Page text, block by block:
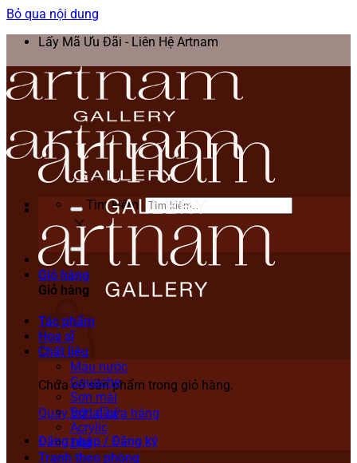
Bỏ qua nội dung
Lấy Mã Ưu Đãi - Liên Hệ Artnam
Tìm kiếm:
Giỏ hàng
Giỏ hàng
Chưa có sản phẩm trong giỏ hàng.
Quay trở lại cửa hàng
Đăng nhập / Đăng ký
Tác phẩm
Họa sĩ
Chất liệu
Màu nước
Gouache
Sơn mài
Sơn dầu
Acrylic
Lụa
Tranh theo phòng